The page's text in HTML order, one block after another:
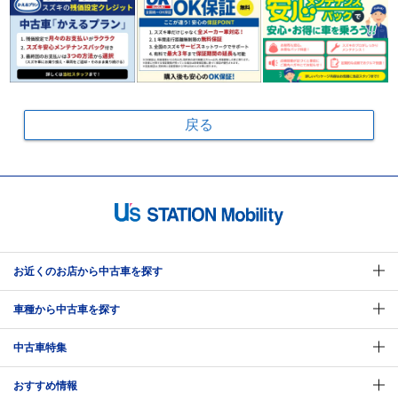
戻る
お近くのお店から中古車を探す
車種から中古車を探す
中古車特集
おすすめ情報